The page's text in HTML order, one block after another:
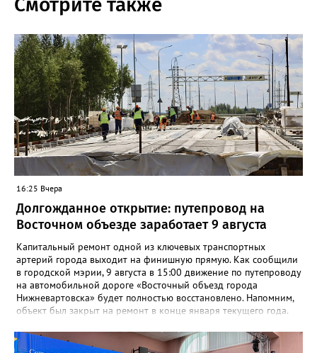
Смотрите также
16:25 Вчера
Долгожданное открытие: путепровод на
Восточном объезде заработает 9 августа
Капитальный ремонт одной из ключевых транспортных
артерий города выходит на финишную прямую. Как сообщили
в городской мэрии, 9 августа в 15:00 движение по путепроводу
на автомобильной дороге «Восточный объезд города
Нижневартовска» будет полностью восстановлено. Напомним,
объект был закрыт на ремонт в конце января текущего года.
августа в 15 часов возобновится движение транспортных
средств по путепроводу на автомобильной дороге «Восточный